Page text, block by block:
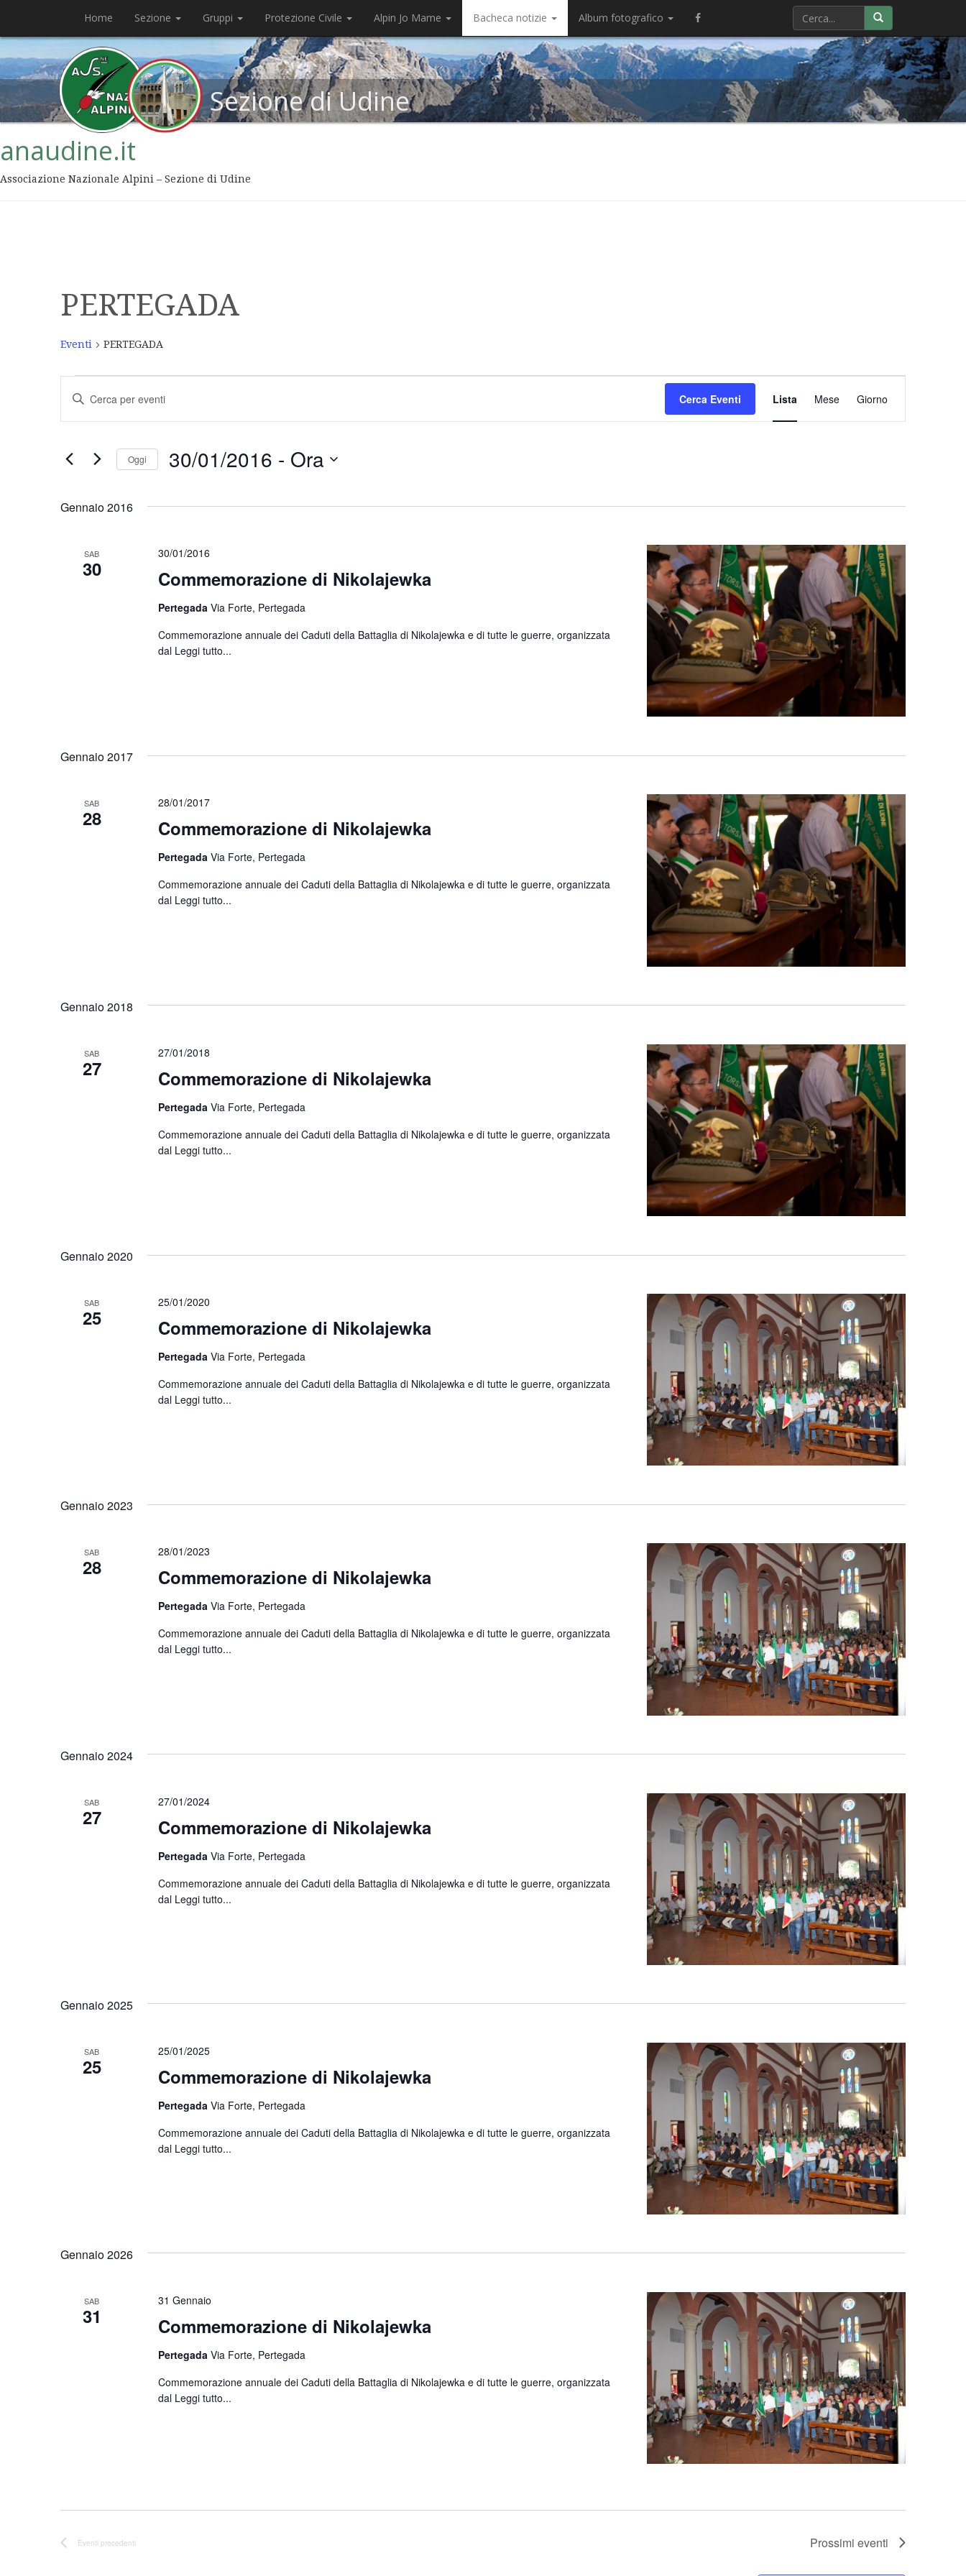
Home Sezione Gruppi Protezione Civile Alpin Jo Mame Bacheca notizie Album fotografico
Sezione di Udine
anaudine.it
Associazione Nazionale Alpini – Sezione di Udine
PERTEGADA
Eventi PERTEGADA
Eventi
Ricerca
viste
Inserisci
Parola
Chiave.
per
Cerca Eventi
Evento
Viste
Navigazione
Lista Mese Giorno
Oggi 30/01/2016 - Ora
data.
Gennaio 2016
SAB
30 Commemorazione di Nikolajewka
30/01/2016
Pertegada Via Forte, Pertegada
Commemorazione annuale dei Caduti della Battaglia di Nikolajewka e di tutte le guerre, organizzata
dal Leggi tutto...
Gennaio 2017
SAB
28 Commemorazione di Nikolajewka
28/01/2017
Pertegada Via Forte, Pertegada
Commemorazione annuale dei Caduti della Battaglia di Nikolajewka e di tutte le guerre, organizzata
dal Leggi tutto...
Gennaio 2018
SAB
27 Commemorazione di Nikolajewka
27/01/2018
Pertegada Via Forte, Pertegada
Commemorazione annuale dei Caduti della Battaglia di Nikolajewka e di tutte le guerre, organizzata
dal Leggi tutto...
Gennaio 2020
SAB
25 Commemorazione di Nikolajewka
25/01/2020
Pertegada Via Forte, Pertegada
Commemorazione annuale dei Caduti della Battaglia di Nikolajewka e di tutte le guerre, organizzata
dal Leggi tutto...
Gennaio 2023
SAB
28 Commemorazione di Nikolajewka
28/01/2023
Pertegada Via Forte, Pertegada
Commemorazione annuale dei Caduti della Battaglia di Nikolajewka e di tutte le guerre, organizzata
dal Leggi tutto...
Gennaio 2024
SAB
27 Commemorazione di Nikolajewka
27/01/2024
Pertegada Via Forte, Pertegada
Commemorazione annuale dei Caduti della Battaglia di Nikolajewka e di tutte le guerre, organizzata
dal Leggi tutto...
Gennaio 2025
SAB
25 Commemorazione di Nikolajewka
25/01/2025
Pertegada Via Forte, Pertegada
Commemorazione annuale dei Caduti della Battaglia di Nikolajewka e di tutte le guerre, organizzata
dal Leggi tutto...
Gennaio 2026
SAB
31 Commemorazione di Nikolajewka
31 Gennaio
Pertegada Via Forte, Pertegada
Commemorazione annuale dei Caduti della Battaglia di Nikolajewka e di tutte le guerre, organizzata
dal Leggi tutto...
Eventi precedenti Prossimi eventi